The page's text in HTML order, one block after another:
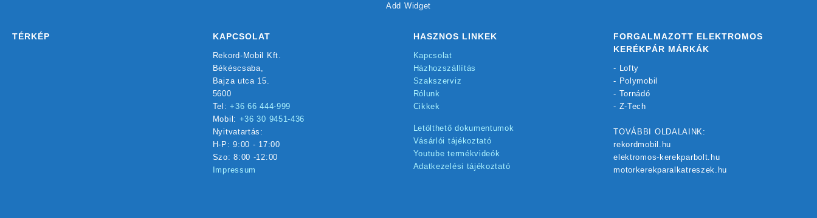
Add Widget
TÉRKÉP KAPCSOLAT
Rekord-Mobil Kft.
Békéscsaba,
Bajza utca 15.
5600
Tel:+36 66 444-999
Mobil: +36 30 9451-436
Nyitvatartás:
H-P: 9:00 - 17:00
Szo: 8:00 -12:00
Impressum
HASZNOS LINKEK
Kapcsolat
Házhozszállítás
Szakszerviz
Rólunk
Cikkek
Letölthető dokumentumok
Vásárlói tájékoztató
Youtube termékvideók
Adatkezelési tájékoztató
FORGALMAZOTT ELEKTROMOS
KERÉKPÁR MÁRKÁK
- Lofty
- Polymobil
- Tornádó
- Z-Tech
TOVÁBBI OLDALAINK:
rekordmobil.hu
elektromos-kerekparbolt.hu
motorkerekparalkatreszek.hu